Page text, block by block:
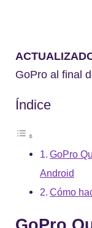
GoPro al final
Índice
GoPro
Android
Cómo